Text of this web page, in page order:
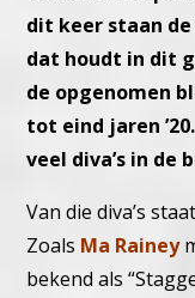
dit keer staan de
dat houdt in dit
de opgenomen
tot eind jaren
veel diva’s in de
Van die diva’s
Zoals Ma Rainey
bekend als